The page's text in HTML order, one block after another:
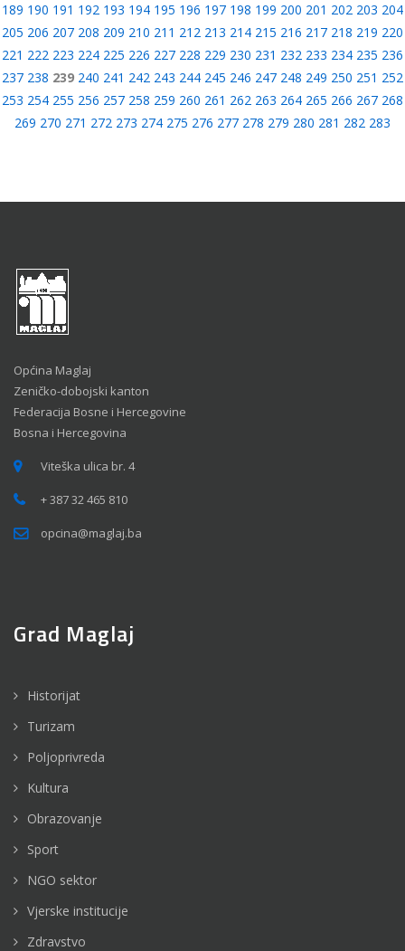
189 190 191 192 193 194 195 196 197 198 199 200 201 202 203 204
205 206 207 208 209 210 211 212 213 214 215 216 217 218 219 220
221 222 223 224 225 226 227 228 229 230 231 232 233 234 235 236
237 238 239 240 241 242 243 244 245 246 247 248 249 250 251 252
253 254 255 256 257 258 259 260 261 262 263 264 265 266 267 268
269 270 271 272 273 274 275 276 277 278 279 280 281 282 283
Općina Maglaj
Zeničko-dobojski kanton
Federacija Bosne i Hercegovine
Bosna i Hercegovina
Viteška ulica br. 4
+ 387 32 465 810
opcina@maglaj.ba
Grad Maglaj
Historijat
Turizam
Poljoprivreda
Kultura
Obrazovanje
Sport
NGO sektor
Vjerske institucije
Zdravstvo